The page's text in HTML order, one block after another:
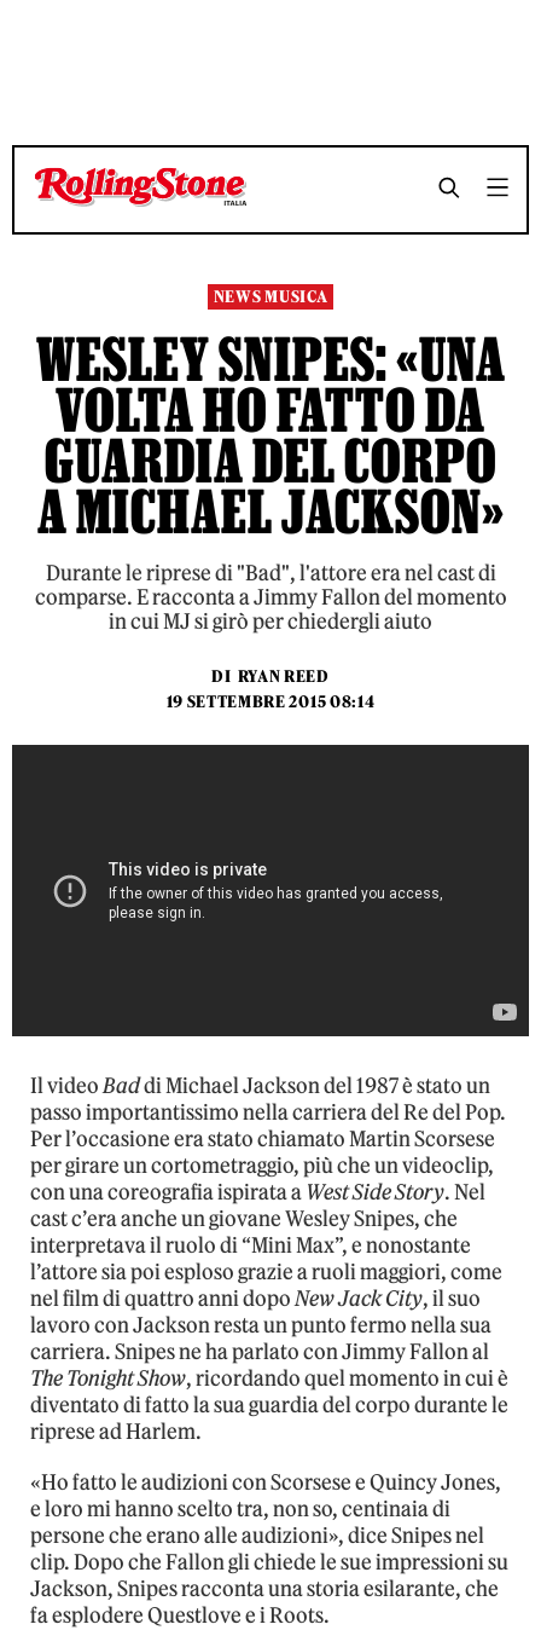
TEMPO DI LETTURA 4 MINUTI SHARE
TEMPO DI LETTURA 4 MINUTI SHARE
NEWS MUSICA
WESLEY SNIPES: «UNA
VOLTA HO FATTO DA
GUARDIA DEL CORPO
A MICHAEL JACKSON»
Durante le riprese di "Bad", l'attore era nel cast di
comparse. E racconta a Jimmy Fallon del momento
in cui MJ si girò per chiedergli aiuto
DI RYAN REED
19 SETTEMBRE 2015 08:14
Il videoBaddi Michael Jackson del 1987 è stato un
passo importantissimo nella carriera del Re del Pop.
Per l’occasione era stato chiamato Martin Scorsese
per girare un cortometraggio, più che un videoclip,
con una coreografia ispirata a West Side Story. Nel
cast c’era anche un giovane Wesley Snipes, che
interpretava il ruolo di “Mini Max”, e nonostante
l’attore sia poi esploso grazie a ruoli maggiori, come
nel film di quattro anni dopoNew Jack City, il suo
lavoro con Jackson resta un punto fermo nella sua
carriera. Snipes ne ha parlato con Jimmy Fallon al
The Tonight Show, ricordando quel momento in cui è
diventato di fatto la sua guardia del corpo durante le
riprese ad Harlem.
«Ho fatto le audizioni con Scorsese e Quincy Jones,
e loro mi hanno scelto tra, non so, centinaia di
persone che erano alle audizioni», dice Snipes nel
clip. Dopo che Fallon gli chiede le sue impressioni su
Jackson, Snipes racconta una storia esilarante, che
fa esplodere Questlove e i Roots.